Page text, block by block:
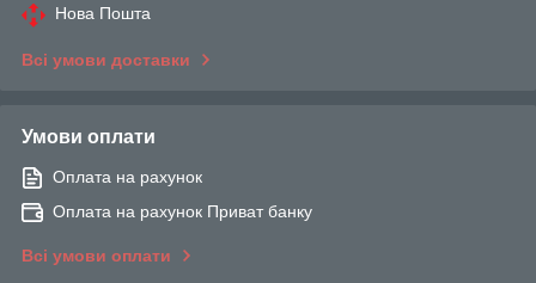
Нова Пошта
Всі умови доставки
Умови оплати
Оплата на рахунок
Оплата на рахунок Приват банку
Всі умови оплати